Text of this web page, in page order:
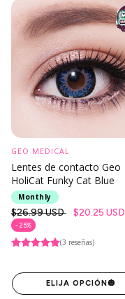
GEO MEDICAL
Lentes de contacto Geo
HoliCat Funky Cat Blue
Monthly
Precio
regular
$26.99 USD $20.25 USD
- 25%
(3 reseñas)
ELIJA OPCIÓN🎃